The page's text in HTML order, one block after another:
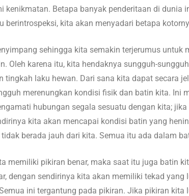
kenikmatan. Betapa banyak penderitaan di
kita akan menyadari betapa
sehingga kita semakin terjerumus untuk
Oleh karena itu, kita hendaknya sungguh-
tingkah laku hewan. Dari sana kita dapat secara
merenungkan kondisi fisik dan batin kita. Ini
hubungan segala sesuatu dengan kita;
kita akan mencapai kondisi batin yang
berada jauh dari kita. Semua itu ada dalam
memiliki pikiran benar, maka saat itu juga batin
dengan sendirinya kita akan memiliki tekad yang
ini tergantung pada pikiran. Jika pikiran kita